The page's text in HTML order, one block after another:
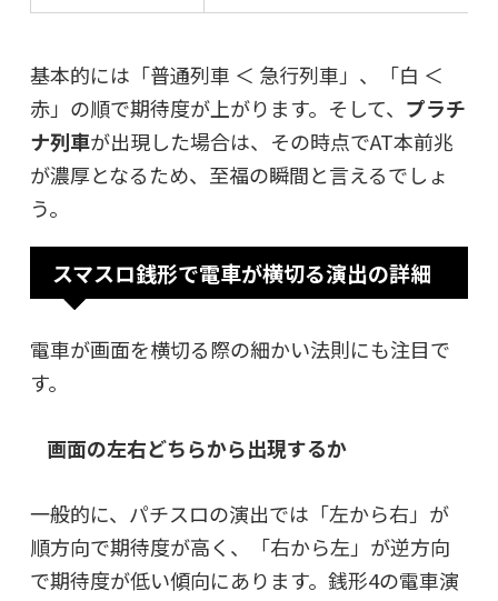
基本的には「普通列車 ＜ 急行列車」、「白 ＜
赤」の順で期待度が上がります。そして、 プラチ
ナ列車が出現した場合は、その時点でAT本前兆
が濃厚となるため、至福の瞬間と言えるでしょ
う。
スマスロ銭形で電車が横切る演出の詳細
電車が画面を横切る際の細かい法則にも注目で
す。
画面の左右どちらから出現するか
一般的に、パチスロの演出では「左から右」が
順方向で期待度が高く、「右から左」が逆方向
で期待度が低い傾向にあります。銭形4の電車演